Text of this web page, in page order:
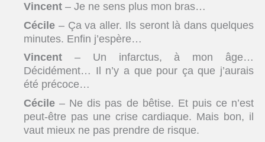
Vincent – Je ne sens plus mon bras…
Cécile – Ça va aller. Ils seront là dans quelques
minutes. Enfin j’espère…
Vincent – Un infarctus, à mon âge…
Décidément… Il n’y a que pour ça que j’aurais
été précoce…
Cécile – Ne dis pas de bêtise. Et puis ce n’est
peut-être pas une crise cardiaque. Mais bon, il
vaut mieux ne pas prendre de risque.